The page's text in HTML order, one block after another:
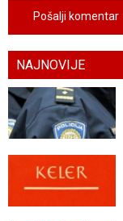
Pošalji komentar
NAJNOVIJE